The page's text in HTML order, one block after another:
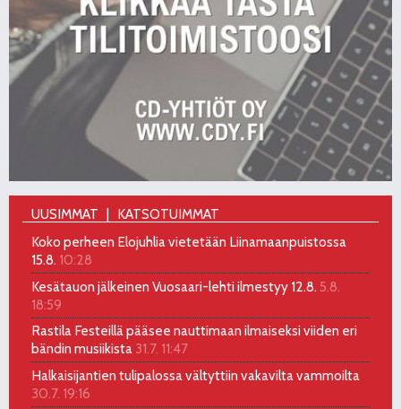
UUSIMMAT
KATSOTUIMMAT
Koko perheen Elojuhlia vietetään Liinamaanpuistossa
15.8. 10:28
Kesätauon jälkeinen Vuosaari-lehti ilmestyy 12.8. 5.8.
18:59
Rastila Festeillä pääsee nauttimaan ilmaiseksi viiden eri
bändin musiikista 31.7. 11:47
Halkaisijantien tulipalossa vältyttiin vakavilta vammoilta
30.7. 19:16